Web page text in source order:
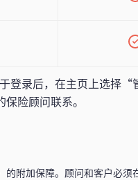
登录后，在主页上选择“
险顾问联系。
附加保障。顾问和客户必须